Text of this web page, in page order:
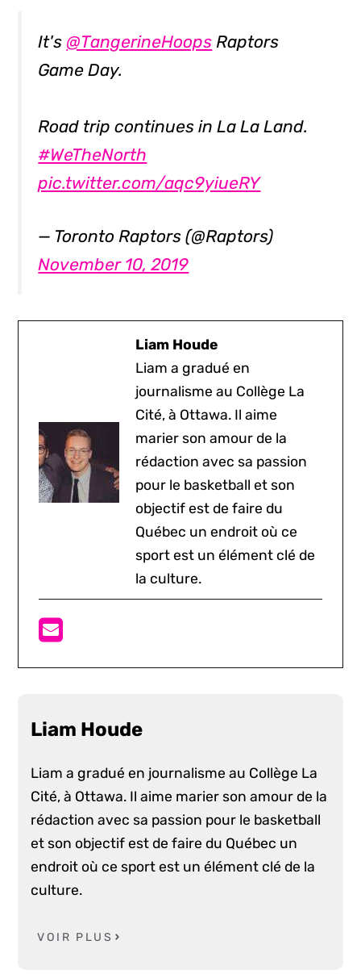
It's @TangerineHoops Raptors
Game Day.
Road trip continues in La La Land.
#WeTheNorth
pic.twitter.com/aqc9yiueRY
— Toronto Raptors (@Raptors)
November 10, 2019
Liam Houde
Liam a gradué en
journalisme au Collège La
Cité, à Ottawa. Il aime
marier son amour de la
rédaction avec sa passion
pour le basketball et son
objectif est de faire du
Québec un endroit où ce
sport est un élément clé de
la culture.
Liam Houde
Liam a gradué en journalisme au Collège La
Cité, à Ottawa. Il aime marier son amour de la
rédaction avec sa passion pour le basketball
et son objectif est de faire du Québec un
endroit où ce sport est un élément clé de la
culture.
VOIR PLUS